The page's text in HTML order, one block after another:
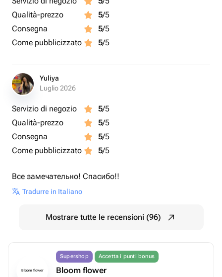
Qualità-prezzo
5/5
Consegna
5/5
Come pubblicizzato
5/5
Yuliya
Luglio 2026
Servizio di negozio 5/5
Qualità-prezzo
5/5
Consegna
5/5
Come pubblicizzato
5/5
Все замечательно! Спасибо!!
Tradurre in Italiano
Mostrare tutte le recensioni (96)
Bloom flower
Supershop Accetta i punti bonus
Bloom flower